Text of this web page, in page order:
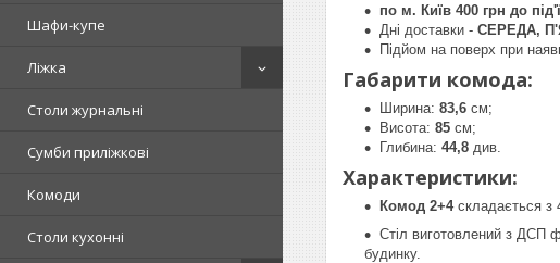
Шафи-купе
Ліжка
Столи журнальні
Сумби приліжкові
Комоди
Столи кухонні
по м. Київ 400 грн до
Дні доставки - СЕРЕДА,
Підйом на поверх при
Габарити комода:
Ширина: 83,6 см;
Висота: 85 см;
Глибина: 44,8 див.
Характеристики:
Комод 2+4 складається з
Стіл виготовлений з ДСП
будинку.